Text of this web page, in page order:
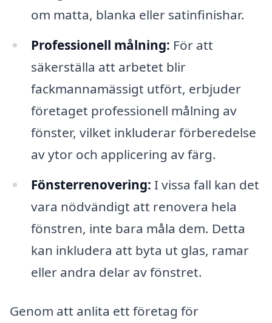
om matta, blanka eller satinfinishar.
Professionell målning: För att
säkerställa att arbetet blir
fackmannamässigt utfört, erbjuder
företaget professionell målning av
fönster, vilket inkluderar förberedelse
av ytor och applicering av färg.
Fönsterrenovering: I vissa fall kan det
vara nödvändigt att renovera hela
fönstren, inte bara måla dem. Detta
kan inkludera att byta ut glas, ramar
eller andra delar av fönstret.
Genom att anlita ett företag för